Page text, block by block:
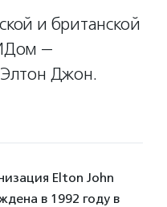
и британской
—
Джон.
Elton John
в 1992 году в